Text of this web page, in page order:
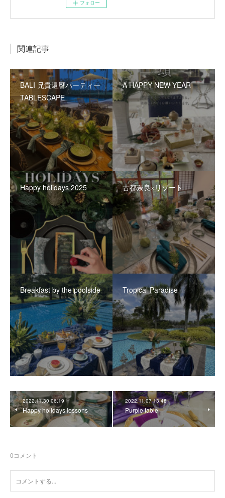
フォロー
関連記事
BALI 兄貴還暦パーティー
TABLESCAPE
A HAPPY NEW YEAR
Happy holidays 2025 古都奈良×リゾート
Breakfast by the poolside Tropical Paradise
2022.11.30 06:19
Happy holidays lessons
2022.11.07 13:48
Purple table
0コメント